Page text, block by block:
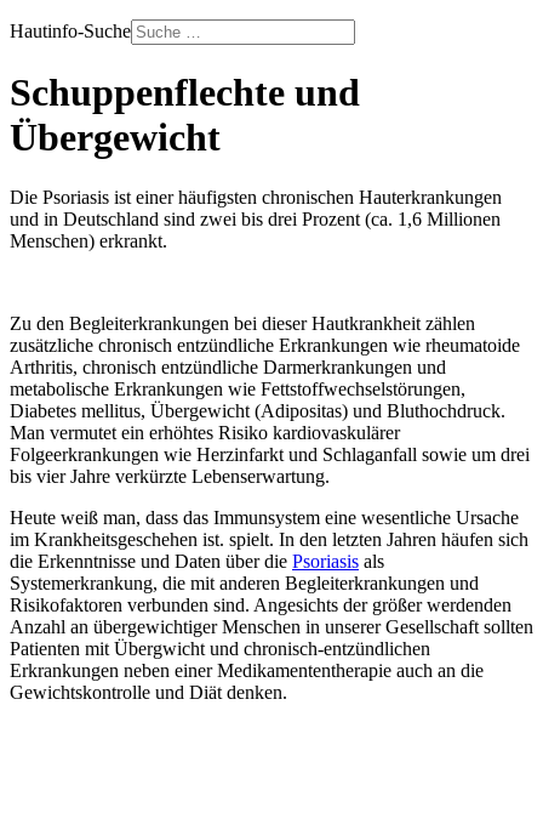
Hautinfo-Suche
Schuppenflechte und
Übergewicht
Die Psoriasis ist einer häufigsten chronischen Hauterkrankungen
und in Deutschland sind zwei bis drei Prozent (ca. 1,6 Millionen
Menschen) erkrankt.
Zu den Begleiterkrankungen bei dieser Hautkrankheit zählen
zusätzliche chronisch entzündliche Erkrankungen wie rheumatoide
Arthritis, chronisch entzündliche Darmerkrankungen und
metabolische Erkrankungen wie Fettstoffwechselstörungen,
Diabetes mellitus, Übergewicht (Adipositas) und Bluthochdruck.
Man vermutet ein erhöhtes Risiko kardiovaskulärer
Folgeerkrankungen wie Herzinfarkt und Schlaganfall sowie um drei
bis vier Jahre verkürzte Lebenserwartung.
Heute weiß man, dass das Immunsystem eine wesentliche Ursache
im Krankheitsgeschehen ist. spielt. In den letzten Jahren häufen sich
die Erkenntnisse und Daten über die Psoriasis als
Systemerkrankung, die mit anderen Begleiterkrankungen und
Risikofaktoren verbunden sind. Angesichts der größer werdenden
Anzahl an übergewichtiger Menschen in unserer Gesellschaft sollten
Patienten mit Übergwicht und chronisch-entzündlichen
Erkrankungen neben einer Medikamententherapie auch an die
Gewichtskontrolle und Diät denken.